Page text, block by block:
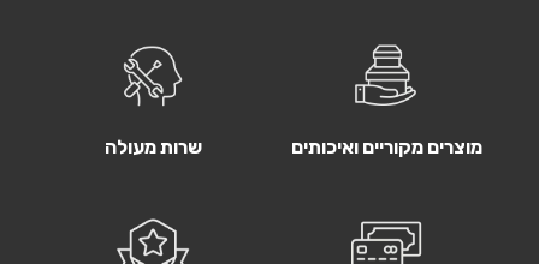
מוצרים מקוריים ואיכותים שרות מעולה